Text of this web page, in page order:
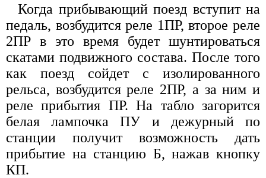
Когда прибывающий поезд вступит на
педаль, возбудится реле 1ПР, второе реле
2ПР в это время будет шунтироваться
скатами подвижного состава. После того
как поезд сойдет с изолированного
рельса, возбудится реле 2ПР, а за ним и
реле прибытия ПР. На табло загорится
белая лампочка ПУ и дежурный по
станции получит возможность дать
прибытие на станцию Б, нажав кнопку
КП.